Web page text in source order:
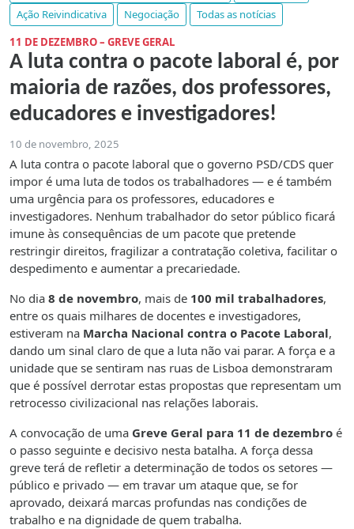
Ação Reivindicativa
Negociação
Todas as notícias
11 DE DEZEMBRO – GREVE GERAL
A luta contra o pacote laboral é, por
maioria de razões, dos professores,
educadores e investigadores!
10 de novembro, 2025
A luta contra o pacote laboral que o governo PSD/CDS quer
impor é uma luta de todos os trabalhadores — e é também
uma urgência para os professores, educadores e
investigadores. Nenhum trabalhador do setor público ficará
imune às consequências de um pacote que pretende
restringir direitos, fragilizar a contratação coletiva, facilitar o
despedimento e aumentar a precariedade.
No dia 8 de novembro, mais de 100 mil trabalhadores,
entre os quais milhares de docentes e investigadores,
estiveram na Marcha Nacional contra o Pacote Laboral,
dando um sinal claro de que a luta não vai parar. A força e a
unidade que se sentiram nas ruas de Lisboa demonstraram
que é possível derrotar estas propostas que representam um
retrocesso civilizacional nas relações laborais.
A convocação de uma Greve Geral para 11 de dezembro é
o passo seguinte e decisivo nesta batalha. A força dessa
greve terá de refletir a determinação de todos os setores —
público e privado — em travar um ataque que, se for
aprovado, deixará marcas profundas nas condições de
trabalho e na dignidade de quem trabalha.